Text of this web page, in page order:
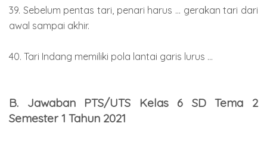
39. Sebelum pentas tari, penari harus ... gerakan tari dari
awal sampai akhir.
40. Tari Indang memiliki pola lantai garis lurus ...
B. Jawaban PTS/UTS Kelas 6 SD Tema 2
Semester 1 Tahun 2021